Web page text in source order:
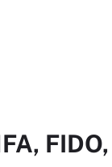
FIDO,